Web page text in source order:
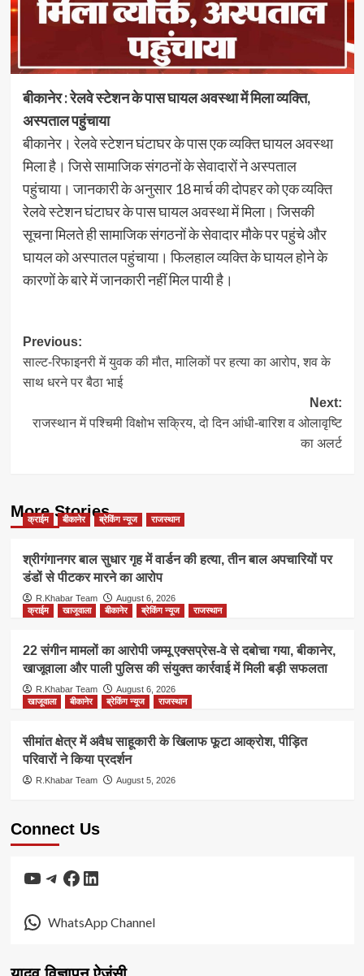
बीकानेर : रेलवे स्टेशन के पास घायल अवस्था में मिला व्यक्ति,
अस्पताल पहुंचाया
बीकानेर। रेलवे स्टेशन घंटाघर के पास एक व्यक्ति घायल अवस्था
मिला है। जिसे सामाजिक संगठनों के सेवादारों ने अस्पताल
पहुंचाया। जानकारी के अनुसार 18 मार्च की दोपहर को एक व्यक्ति
रेलवे स्टेशन घंटाघर के पास घायल अवस्था में मिला। जिसकी
सूचना मिलते ही सामाजिक संगठनों के सेवादार मौके पर पहुंचे और
घायल को अस्पातल पहुंचाया। फिलहाल व्यक्ति के घायल होने के
कारणों के बारे में जानकारी नहीं मिल पायी है।
Post
navigation
Previous:
साल्ट-रिफाइनरी में युवक की मौत, मालिकों पर हत्या का आरोप, शव के
साथ धरने पर बैठा भाई
Next:
राजस्थान में पश्चिमी विक्षोभ सक्रिय, दो दिन आंधी-बारिश व ओलावृष्टि
का अलर्ट
More Stories
क्राईम बीकानेर ब्रेकिंग न्यूज राजस्थान
श्रीगंगानगर बाल सुधार गृह में वार्डन की हत्या, तीन बाल अपचारियों पर
डंडों से पीटकर मारने का आरोप
R.Khabar Team
August 6, 2026
क्राईम
खाजूवाला बीकानेर ब्रेकिंग न्यूज राजस्थान
22 संगीन मामलों का आरोपी जम्मू एक्सप्रेस-वे से दबोचा गया, बीकानेर,
खाजूवाला और पाली पुलिस की संयुक्त कार्रवाई में मिली बड़ी सफलता
R.Khabar Team
August 6, 2026
खाजूवाला
बीकानेर ब्रेकिंग न्यूज राजस्थान
सीमांत क्षेत्र में अवैध साहूकारी के खिलाफ फूटा आक्रोश, पीड़ित
परिवारों ने किया प्रदर्शन
R.Khabar Team August 5, 2026
Connect Us
YouTube
Telegram
Facebook
LinkedIn
WhatsApp Channel